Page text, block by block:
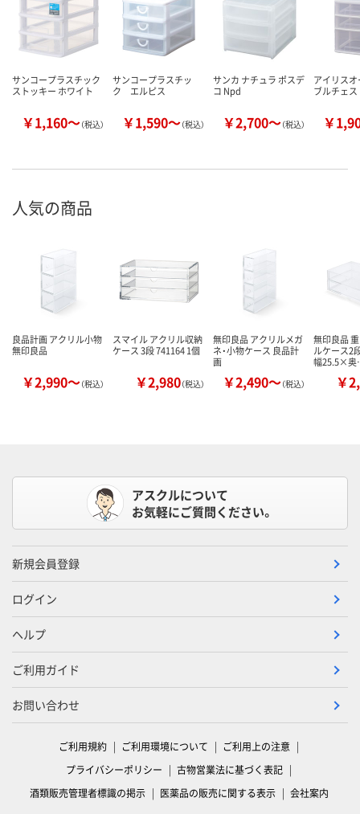
サンコープラスチック
ストッキー ホワイト
￥1,160～（税込）
サンコープラスチッ
ク エルピス
￥1,590～（税込）
サンカ ナチュラ ポスデ
コ Npd
￥2,700～（税込）
アイリス
ブルチェ
￥
人気の商品
良品計画 アクリル小物
無印良品
￥2,990～（税込）
スマイル アクリル収納
ケース 3段 741164 1個
￥2,980（税込）
無印良品 アクリルメガ
ネ・小物ケース 良品計
画
￥2,490～（税込）
無印良品
ルケース2
幅25.5×
￥
アスクルについて
お気軽にご質問ください。
新規会員登録
ログイン
ヘルプ
ご利用ガイド
お問い合わせ
ご利用規約 ご利用環境について
ご利用上の注意
プライバシーポリシー
古物営業法に基づく表記
酒類販売管理者標識の掲示
医薬品の販売に関する表示 会社案内